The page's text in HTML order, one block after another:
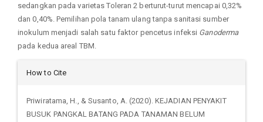
sedangkan pada varietas Toleran 2 berturut-turut mencapai 0,32%
dan 0,40%. Pemilihan pola tanam ulang tanpa sanitasi sumber
inokulum menjadi salah satu faktor pencetus infeksi Ganoderma
pada kedua areal TBM.
Article
Details
How to Cite
Priwiratama, H., & Susanto, A. (2020). KEJADIAN PENYAKIT
BUSUK PANGKAL BATANG PADA TANAMAN BELUM